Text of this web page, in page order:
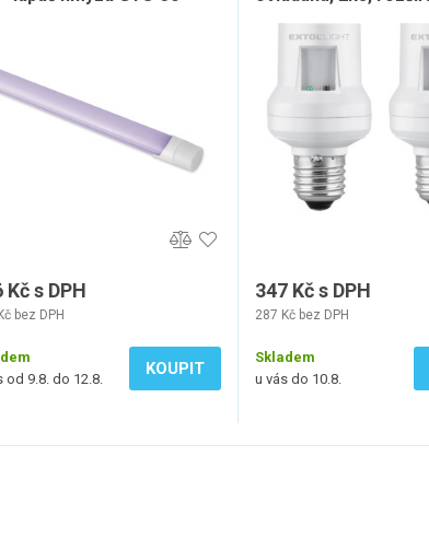
Kč s DPH
bez DPH
od 9.8. do 12.8.
KOUPIT
max. 60W žárovka,
347 Kč s DPH
287 Kč bez DPH
Skladem
u vás do 10.8.